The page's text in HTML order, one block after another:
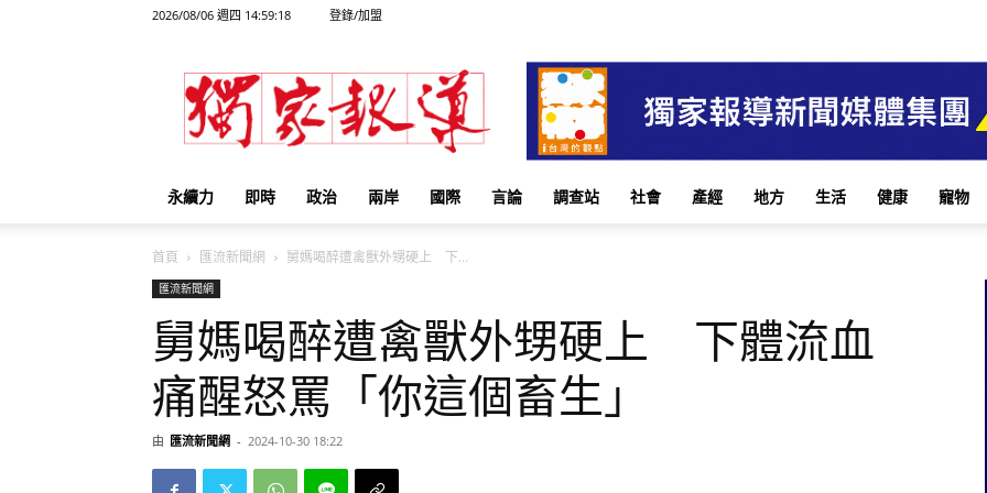
2026/08/06 週四 14:59:18 登錄/加盟
獨
家
報
永續力 即時 政治 兩岸 國際 言論 調查站 社會 產經 地方 生活 健康 寵物
首頁 匯流新聞網 舅媽喝醉遭禽獸外甥硬上 下...
匯流新聞網
舅媽喝醉遭禽獸外甥硬上 下體流血
痛醒怒罵「你這個畜生」
由 匯流新聞網 - 2024-10-30 18:22